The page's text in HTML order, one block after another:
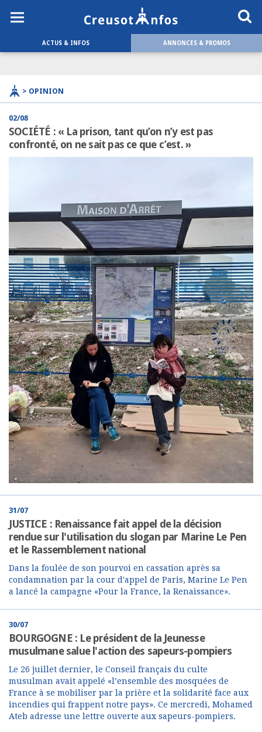
ACTUS & INFOS ANNONCES & PROMOS
> OPINION
02/08
SOCIÉTÉ : « La prison, tant qu’on n’y est pas
confronté, on ne sait pas ce que c’est. »
31/07
JUSTICE : Renaissance fait appel de la décision
rendue sur l'utilisation du slogan par Marine Le Pen
et le Rassemblement national
Dans la foulée de son pourvoi en cassation après sa
condamnation par la cour d'appel de Paris, Marine Le Pen
a lancé la campagne «Pour la France, la Renaissance».
30/07
BOURGOGNE : Le président de la Jeunesse
musulmane salue l'action des sapeurs-pompiers
Le 26 juillet dernier, le Conseil français du culte
musulman avait appelé «l’ensemble des mosquées de
France à se mobiliser par la prière et la solidarité face aux
incendies qui frappent notre pays». Ce mercredi, Mohamed
Ateb adresse une lettre ouverte aux sapeurs-pompiers.